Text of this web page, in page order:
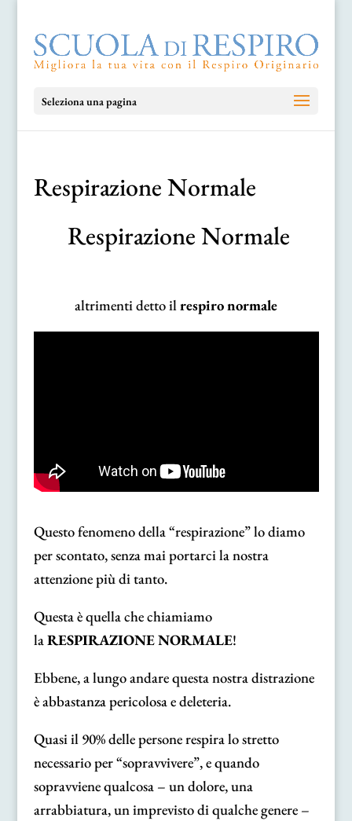
Seleziona una pagina
Respirazione Normale
Respirazione Normale
altrimenti detto ilrespiro normale
Questo fenomeno della “respirazione” lo diamo
per scontato, senza mai portarci la nostra
attenzione più di tanto.
Questa è quella che chiamiamo
laRESPIRAZIONE NORMALE!
Ebbene, a lungo andare questa nostra distrazione
è abbastanza pericolosa e deleteria.
Quasi il 90% delle persone respira lo stretto
necessario per “sopravvivere”, e quando
sopravviene qualcosa – un dolore, una
arrabbiatura, un imprevisto di qualche genere –